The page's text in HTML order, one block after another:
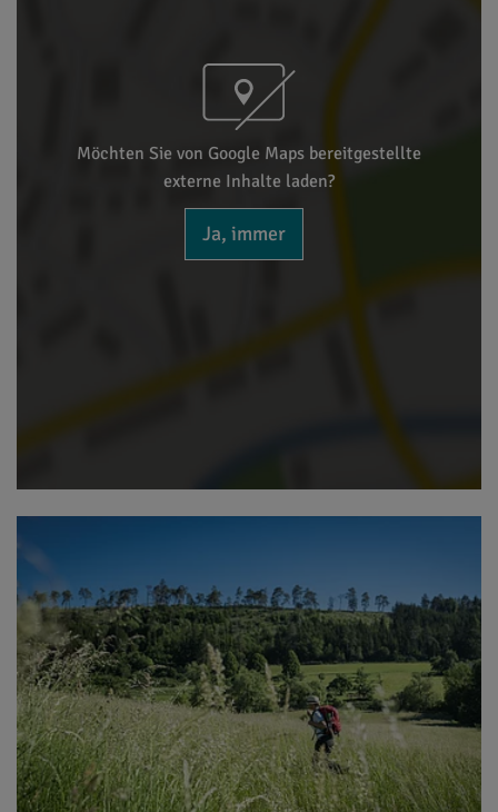
Möchten Sie von Google Maps bereitgestellte
externe Inhalte laden?
Ja, immer